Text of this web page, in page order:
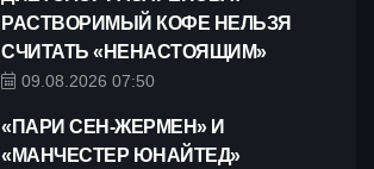
РАСТВОРИМЫЙ КОФЕ НЕЛЬЗЯ
СЧИТАТЬ «НЕНАСТОЯЩИМ»
09.08.2026 07:50
«ПАРИ СЕН-ЖЕРМЕН» И
«МАНЧЕСТЕР ЮНАЙТЕД»